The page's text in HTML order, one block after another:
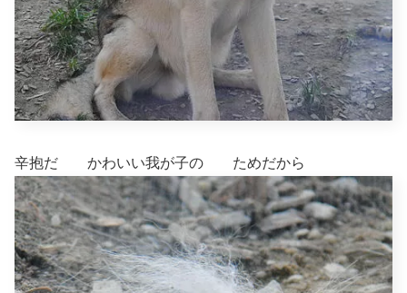
辛抱だ かわいい我が子の ためだから